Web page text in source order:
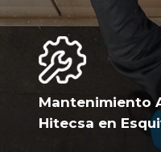
Mantenimiento
Hitecsa en